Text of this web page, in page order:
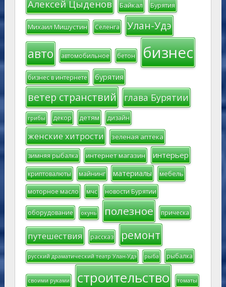
Алексей Цыденов Байкал Бурятия
Михаил Мишустин Селенга Улан-Удэ
авто автомобильное бетон бизнес
бизнес в интернете бурятия
ветер странствий глава Бурятии
грибы декор детям дизайн
женские хитрости зеленая аптека
зимняя рыбалка интернет магазин интерьер
криптовалюты майнинг материалы мебель
моторное масло мчс новости Бурятии
оборудование окунь полезное прическа
путешествия рассказ ремонт
русский драматический театр Улан-Удэ рыба рыбалка
своими руками строительство томаты